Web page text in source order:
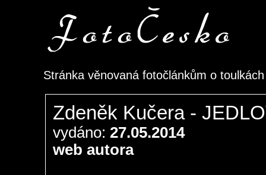
Stránka věnovaná fotočlánkům o
Zdeněk Kučera -
vydáno: 27.05.2014
web autora